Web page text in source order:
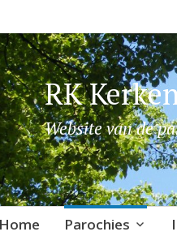
RK
Website van de
Skip
Home Parochies